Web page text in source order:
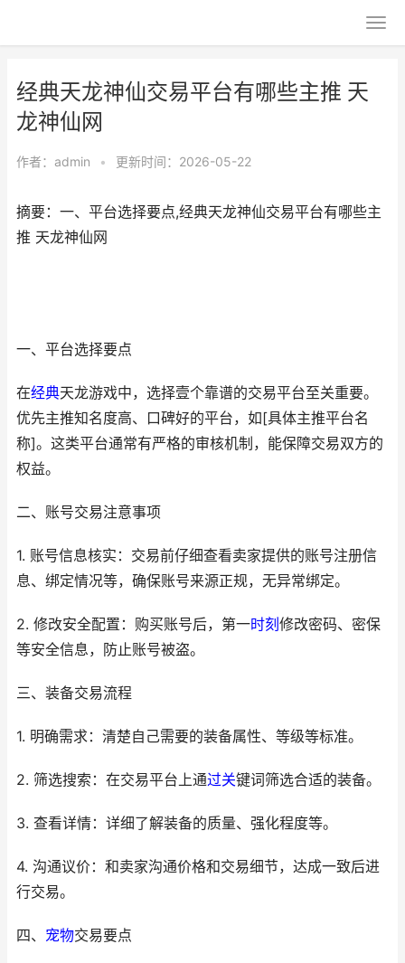
经典天龙神仙交易平台有哪些主推 天
龙神仙网
作者： admin • 更新时间：2026-05-22
摘要：一、平台选择要点,经典天龙神仙交易平台有哪些主
推 天龙神仙网
一、平台选择要点
在经典天龙游戏中，选择壹个靠谱的交易平台至关重要。
优先主推知名度高、口碑好的平台，如[具体主推平台名
称]。这类平台通常有严格的审核机制，能保障交易双方的
权益。
二、账号交易注意事项
1. 账号信息核实：交易前仔细查看卖家提供的账号注册信
息、绑定情况等，确保账号来源正规，无异常绑定。
2. 修改安全配置：购买账号后，第一时刻 修改密码、密保
等安全信息，防止账号被盗。
三、装备交易流程
1. 明确需求：清楚自己需要的装备属性、等级等标准。
2. 筛选搜索：在交易平台上通过关键词筛选合适的装备。
3. 查看详情：详细了解装备的质量、强化程度等。
4. 沟通议价：和卖家沟通价格和交易细节，达成一致后进
行交易。
四、 宠物交易要点